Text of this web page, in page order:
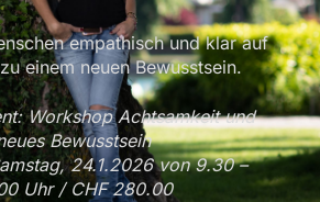
empathisch und klar auf
einem neuen Bewusstsein.
Workshop Achtsamkeit und
Bewusstsein
24.1.2026 von 9.30 –
Uhr / CHF 280.00